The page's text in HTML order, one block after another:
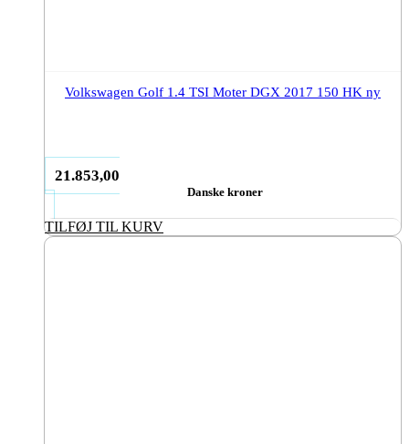
Volkswagen Golf 1.4 TSI Moter DGX 2017 150 HK ny
21.853,00
Danske kroner
TILFØJ TIL KURV